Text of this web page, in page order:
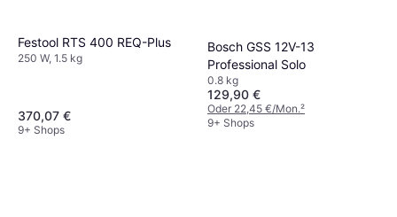
Festool RTS 400 REQ-Plus
250 W, 1.5 kg
370,07 €
9+ Shops
Bosch GSS 12V-13
Professional Solo
0.8 kg
129,90 €
Oder 22,45 €/Mon.²
9+ Shops